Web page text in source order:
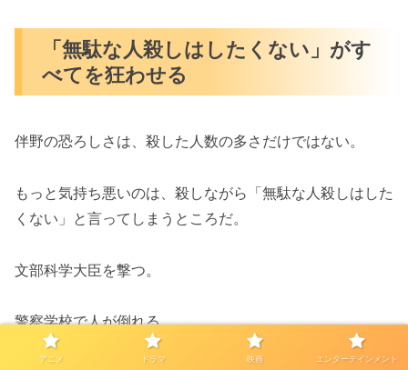
「無駄な人殺しはしたくない」がす
べてを狂わせる
伴野の恐ろしさは、殺した人数の多さだけではない。
もっと気持ち悪いのは、殺しながら「無駄な人殺しはした
くない」と言ってしまうところだ。
文部科学大臣を撃つ。
警察学校で人が倒れる。
アニメ ドラマ 映画 エンターテインメント